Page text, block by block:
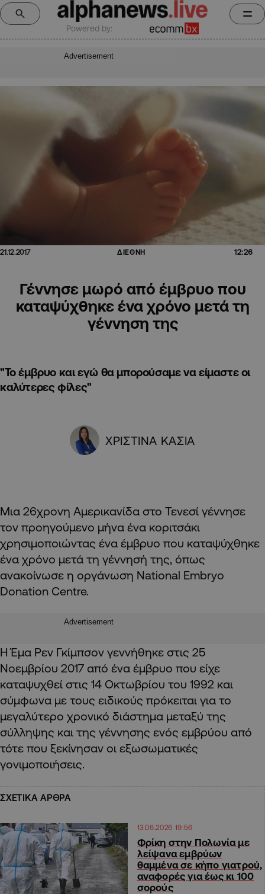
Powered by:
Advertisement
21.12.2017 ΔΙΕΘΝΗ 12:26
Γέννησε μωρό από έμβρυο που
καταψύχθηκε ένα χρόνο μετά τη
γέννηση της
"Το έμβρυο και εγώ θα μπορούσαμε να είμαστε οι
καλύτερες φίλες"
ΧΡΙΣΤΙΝΑ ΚΑΣΙΑ
Μια 26χρονη Αμερικανίδα στο Τενεσί γέννησε
τον προηγούμενο μήνα ένα κοριτσάκι
χρησιμοποιώντας ένα έμβρυο που καταψύχθηκε
ένα χρόνο μετά τη γέννησή της, όπως
ανακοίνωσε η οργάνωση National Embryo
Donation Centre.
Advertisement
Η Έμα Ρεν Γκίμπσον γεννήθηκε στις 25
Νοεμβρίου 2017 από ένα έμβρυο που είχε
καταψυχθεί στις 14 Οκτωβρίου του 1992 και
σύμφωνα με τους ειδικούς πρόκειται για το
μεγαλύτερο χρονικό διάστημα μεταξύ της
σύλληψης και της γέννησης ενός εμβρύου από
τότε που ξεκίνησαν οι εξωσωματικές
γονιμοποιήσεις.
ΣΧΕΤΙΚΑ ΑΡΘΡΑ
13.06.2026 19:56
Φρίκη στην Πολωνία με
λείψανα εμβρύων
θαμμένα σε κήπο γιατρού,
αναφορές για έως κι 100
σορούς